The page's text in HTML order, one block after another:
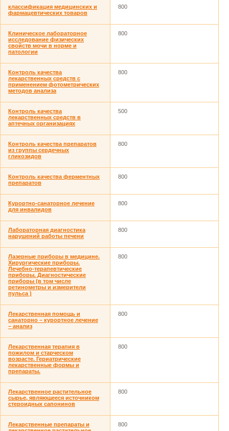
классификация медицинских и
фармацевтических товаров
800
Клиническое лабораторное
исследование физических
свойств мочи в норме и
патологии
800
Контроль качества
лекарственных средств с
применением фотометрических
методов анализа
800
Контроль качества
лекарственных средств в
аптечных организациях
500
Контроль качества препаратов
из группы сердечных
гликозидов
800
Контроль качества ферментных
препаратов
800
Курортно-санаторное лечение
для инвалидов
800
Лабораторная диагностика
нарушений работы печени
800
Лазерные приборы в медицине.
Хирургические приборы.
Лечебно-терапевтические
приборы. Диагностические
приборы (в том числе
ретинометры и измерители
пульса )
800
Лекарственная помощь и
санаторно – курортное лечение
– анализ
800
Лекарственная терапия в
пожилом и старческом
возрасте. Гериатрические
лекарственные формы и
препараты.
800
Лекарственное растительное
сырье, являющееся источником
стероидных сапонинов
800
Лекарственные препараты и
800